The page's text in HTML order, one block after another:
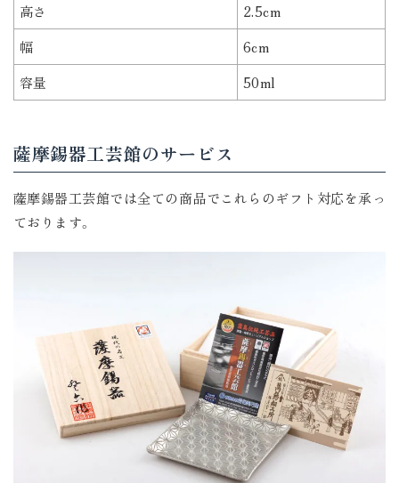
高さ
2.5cm
幅
6cm
容量
50ml
薩摩錫器工芸館のサービス
薩摩錫器工芸館では全ての商品でこれらのギフト対応を承っ
ております。